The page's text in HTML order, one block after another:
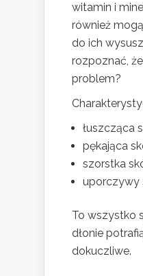
witamin i
również
do ich
rozpoznać,
problem?
łuszcząca
pękająca
szorstka
uporczywy
To wszystko
dłonie
dokuczliwe.